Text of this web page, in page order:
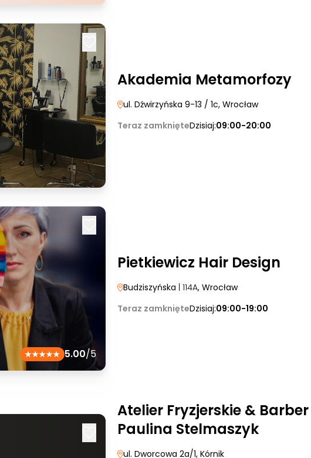
Akademia Metamorfozy
ul. Dźwirzyńska 9-13 / 1c, Wrocław
Teraz zamknięteDzisiaj:09:00-20:00
5.00/5
Pietkiewicz Hair Design
Budziszyńska | 114A, Wrocław
Teraz zamknięteDzisiaj:09:00-19:00
Atelier Fryzjerskie & Barber
Paulina Stelmaszyk
ul. Dworcowa 2a/1, Kórnik